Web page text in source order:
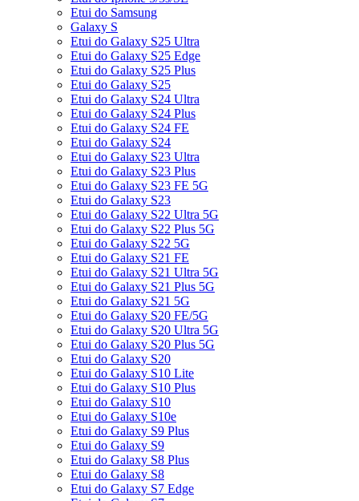
Etui do Samsung
Galaxy S
Etui do Galaxy S25 Ultra
Etui do Galaxy S25 Edge
Etui do Galaxy S25 Plus
Etui do Galaxy S25
Etui do Galaxy S24 Ultra
Etui do Galaxy S24 Plus
Etui do Galaxy S24 FE
Etui do Galaxy S24
Etui do Galaxy S23 Ultra
Etui do Galaxy S23 Plus
Etui do Galaxy S23 FE 5G
Etui do Galaxy S23
Etui do Galaxy S22 Ultra 5G
Etui do Galaxy S22 Plus 5G
Etui do Galaxy S22 5G
Etui do Galaxy S21 FE
Etui do Galaxy S21 Ultra 5G
Etui do Galaxy S21 Plus 5G
Etui do Galaxy S21 5G
Etui do Galaxy S20 FE/5G
Etui do Galaxy S20 Ultra 5G
Etui do Galaxy S20 Plus 5G
Etui do Galaxy S20
Etui do Galaxy S10 Lite
Etui do Galaxy S10 Plus
Etui do Galaxy S10
Etui do Galaxy S10e
Etui do Galaxy S9 Plus
Etui do Galaxy S9
Etui do Galaxy S8 Plus
Etui do Galaxy S8
Etui do Galaxy S7 Edge